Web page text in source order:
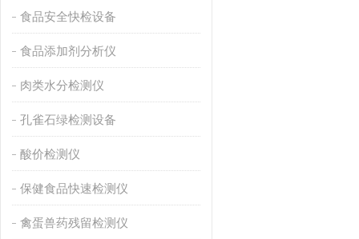
食品安全快检设备
食品添加剂分析仪
肉类水分检测仪
孔雀石绿检测设备
酸价检测仪
保健食品快速检测仪
禽蛋兽药残留检测仪